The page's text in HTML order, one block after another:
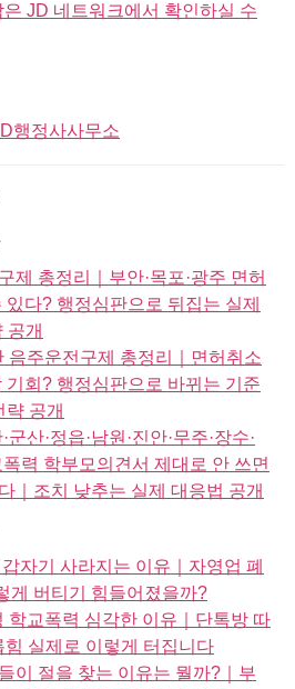
은 JD 네트워크에서 확인하실 수
제 총정리｜부안·목포·광주 면허
있다? 행정심판으로 뒤집는 실제
공개
음주운전구제 총정리｜면허취소
기회? 행정심판으로 바뀌는 기준
략 공개
군산·정읍·남원·진안·무주·장수·
폭력 학부모의견서 제대로 안 쓰면
｜조치 낮추는 실제 대응법 공개
자기 사라지는 이유｜자영업 폐
게 버티기 힘들어졌을까?
학교폭력 심각한 이유｜단톡방 따
힘 실제로 이렇게 터집니다
이 절을 찾는 이유는 뭘까?｜부